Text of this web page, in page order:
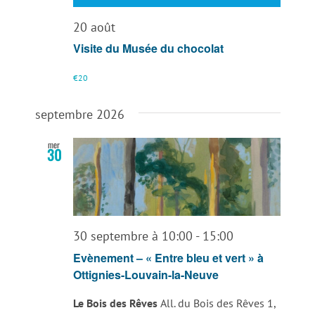
20 août
Visite du Musée du chocolat
€20
septembre 2026
mer
30
30 septembre à 10:00 - 15:00
Evènement – « Entre bleu et vert » à
Ottignies-Louvain-la-Neuve
Le Bois des Rêves All. du Bois des Rêves 1,